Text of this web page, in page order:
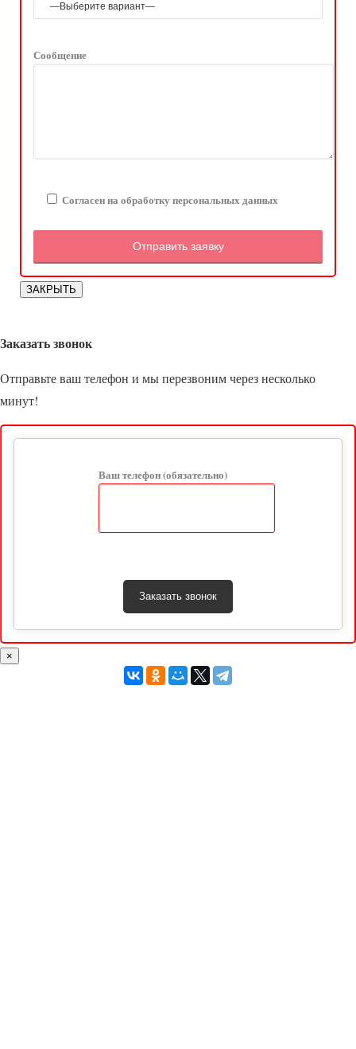
Сообщение
Согласен на обработку персональных данных
ЗАКРЫТЬ
Заказать звонок
Отправьте ваш телефон и мы перезвоним через несколько
минут!
Ваш телефон (обязательно)
Заказать звонок
×